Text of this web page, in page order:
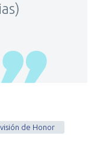
de Honor